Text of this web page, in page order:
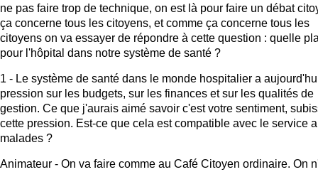
ne pas faire trop de technique, on est là pour faire un débat
ça concerne tous les citoyens, et comme ça concerne tous les
citoyens on va essayer de répondre à cette question : quelle
pour l'hôpital dans notre système de santé ?
1 - Le système de santé dans le monde hospitalier a
pression sur les budgets, sur les finances et sur les qualités de
gestion. Ce que j'aurais aimé savoir c'est votre sentiment,
cette pression. Est-ce que cela est compatible avec le service
malades ?
Animateur - On va faire comme au Café Citoyen ordinaire. On